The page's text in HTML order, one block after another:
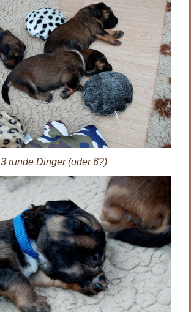
3 runde Dinger (oder 6?)